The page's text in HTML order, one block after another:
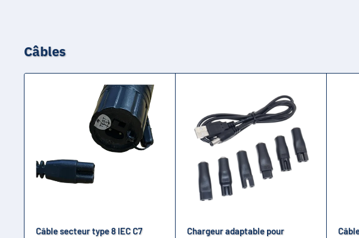
Câbles
Câble secteur type 8 IEC C7
Chargeur adaptable pour